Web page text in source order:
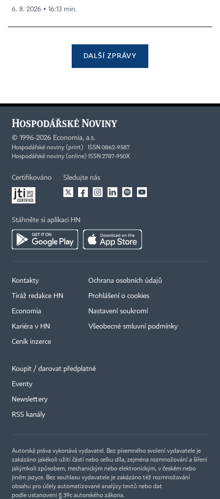
6. 8. 2026 ▪ 16:13 min.
DALŠÍ ZPRÁVY
© 1996-2026 Economia, a.s.
Hospodářské noviny (print) ISSN 0862-9587
Hospodářské noviny (online) ISSN 2787-950X
Certifikováno Sledujte nás
Stáhněte si aplikaci HN
Kontakty
Tiráž redakce HN
Economia
Kariéra v HN
Ceník inzerce
Ochrana osobních údajů
Prohlášení o cookies
Nastavení soukromí
Všeobecné smluvní podmínky
Koupit / darovat předplatné
Eventy
Newslettery
RSS kanály
Autorská práva vykonává vydavatel. Bez písemného svolení vydavatele je
zakázáno jakékoli užití částí nebo celku díla, zejména rozmnožování a šíření
jakýmkoli způsobem, mechanickým nebo elektronickým, v českém nebo
jiném jazyce. Bez souhlasu vydavatele je zakázáno též rozmnožování
obsahu pro účely automatizované analýzy textů nebo dat
podle ustanovení § 39c autorského zákona.